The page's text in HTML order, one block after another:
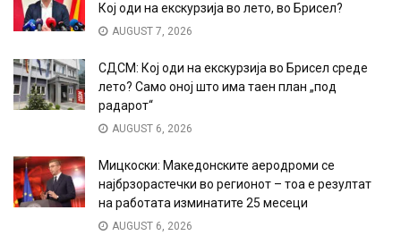
Кој оди на екскурзија во лето, во Брисел?
AUGUST 7, 2026
СДСМ: Кој оди на екскурзија во Брисел среде
лето? Само оној што има таен план „под
радарот“
AUGUST 6, 2026
Мицкоски: Македонските аеродроми се
најбрзорастечки во регионот – тоа е резултат
на работата изминатите 25 месеци
AUGUST 6, 2026